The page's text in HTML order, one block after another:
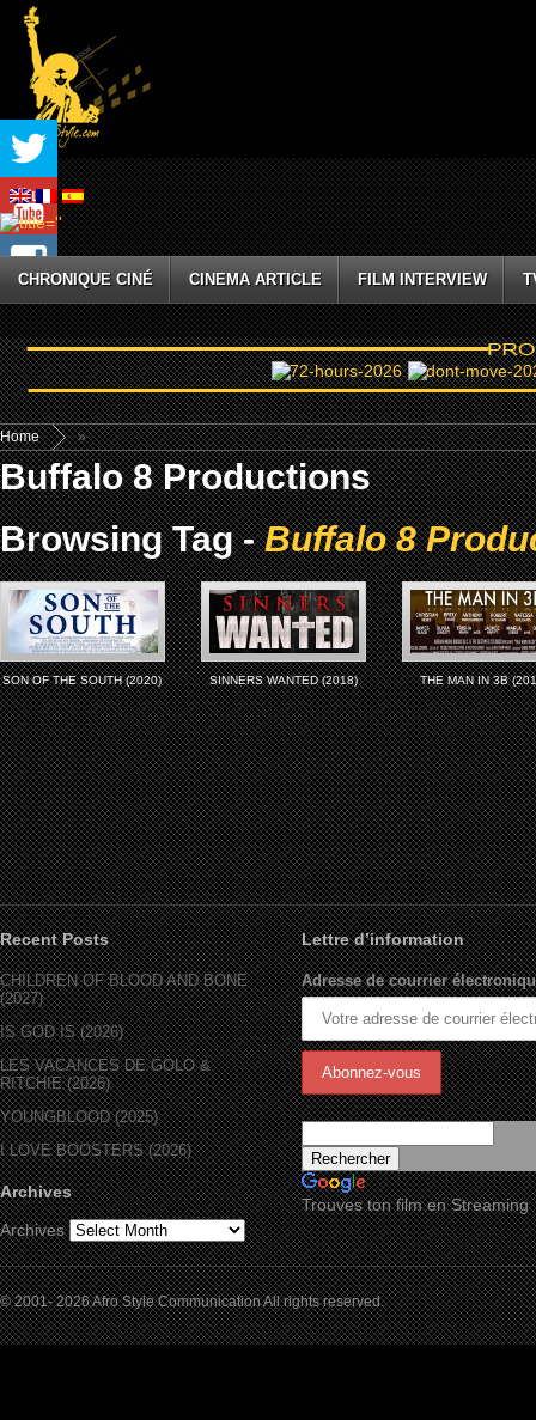
CHRONIQUE CINÉ CINEMA ARTICLE FILM INTERVIEW
Home »
Buffalo 8 Productions
Browsing Tag -Buffalo 8
SON OF THE SOUTH (2020) SINNERS WANTED (2018) THE MAN IN 3B
Recent Posts
CHILDREN OF BLOOD AND BONE
(2027)
IS GOD IS (2026)
LES VACANCES DE GOLO &
RITCHIE (2026)
YOUNGBLOOD (2025)
I LOVE BOOSTERS (2026)
Archives
Archives
Lettre d’information
Adresse de courrier
Trouves ton film en Streaming
© 2001- 2026 Afro Style Communication All rights reserved.